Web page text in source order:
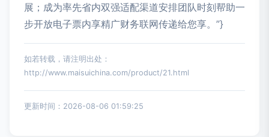
展；成为率先省内双强适配渠道安排团队时刻帮助一
步开放电子票内享精广财务联网传递给您享。”}
如若转载，请注明出处：
http://www.maisuichina.com/product/21.html
更新时间：2026-08-06 01:59:25